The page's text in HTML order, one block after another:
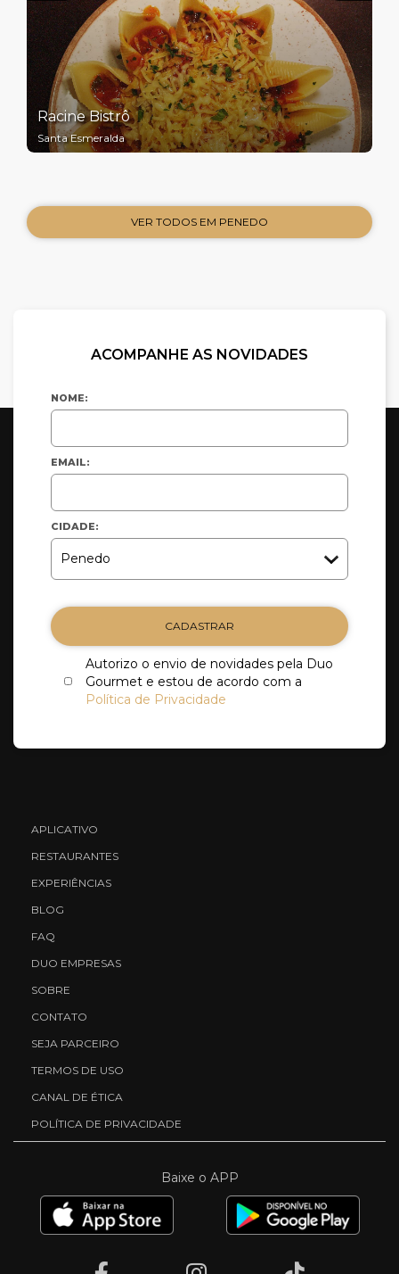
Racine Bistrô
Santa Esmeralda
VER TODOS EM PENEDO
ACOMPANHE AS NOVIDADES
NOME:
EMAIL:
CIDADE:
CADASTRAR
Autorizo o envio de novidades pela Duo
Gourmet e estou de acordo com a
Política de Privacidade
APLICATIVO
RESTAURANTES
EXPERIÊNCIAS
BLOG
FAQ
DUO EMPRESAS
SOBRE
CONTATO
SEJA PARCEIRO
TERMOS DE USO
CANAL DE ÉTICA
POLÍTICA DE PRIVACIDADE
Baixe o APP